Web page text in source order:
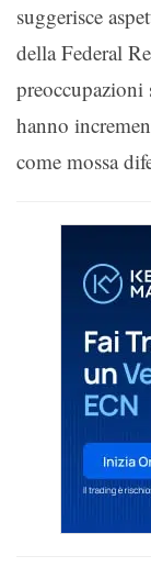
suggerisce
della Federal
preoccupazioni
hanno
come mossa